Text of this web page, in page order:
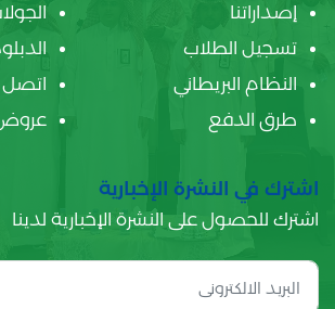
إصداراتنا
تسجيل الطلاب
النظام البريطاني
اتصل
طرق الدفع
عروض
اشترك في النشرة الإخبارية
اشترك للحصول على النشرة الإخبارية لدينا